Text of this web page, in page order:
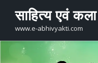
content
साहित्य एवं कला
www.e-abhivyakti.com